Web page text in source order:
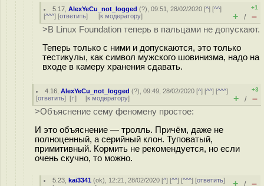
5.17 ,AlexYeCu_not_logged (?), 09:51, 28/02/2020 [^] [^^]
[^^^] [ответить] [к модератору]
+1
+ / –
>В Linux Foundation теперь в пальцами не допускают.
Теперь только с ними и допускаются, это только
тестикулы, как символ мужского шовинизма, надо на
входе в камеру хранения сдавать.
4.16 ,AlexYeCu_not_logged (?), 09:49, 28/02/2020 [^] [^^] [^^^]
[ответить] [↑] [к модератору]
+3
+ / –
>Объяснение сему феномену простое:
И это объяснение — тролль. Причём, даже не
полноценный, а серийный клон. Туповатый,
примитивный. Кормить не рекомендуется, но если
очень скучно, то можно.
5.23 ,kai3341 (ok), 12:21, 28/02/2020 [^] [^^] [^^^] [ответить]
+ / –